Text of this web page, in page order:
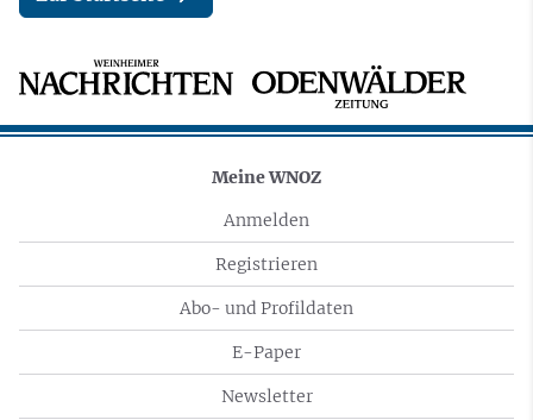
Meine WNOZ
Anmelden
Registrieren
Abo- und Profildaten
E-Paper
Newsletter